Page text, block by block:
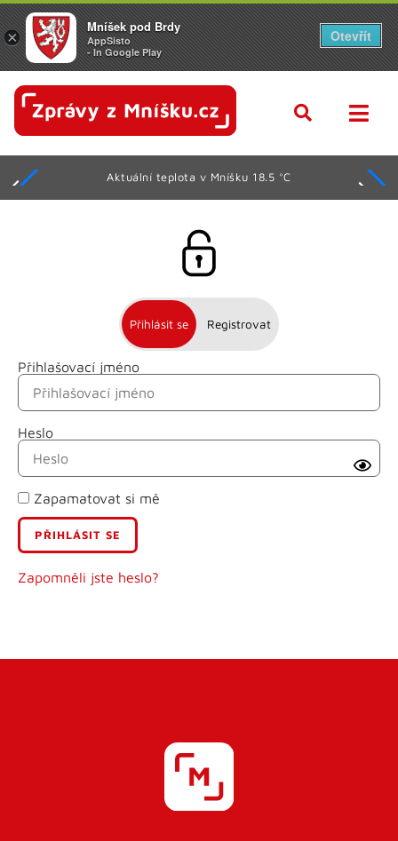
Aktuální teplota v Mníšku 18.5 °C
Přihlásit se Registrovat
Přihlašovací jméno
Heslo
Zapamatovat si mě
Zapomněli jste heslo?
Jméno
Příjmení
E-mail
Uživatelské jméno
×
Mníšek pod Brdy
AppSisto
- In Google Play
Otevřít